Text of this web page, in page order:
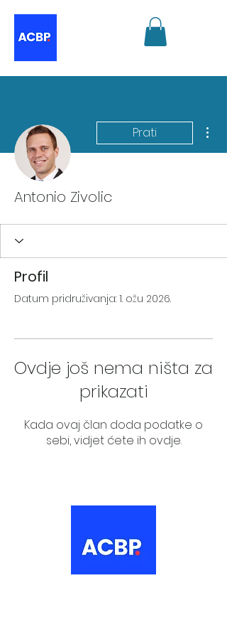
Prati
Antonio Zivolic
Profil
Datum pridruživanja: 1. ožu 2026.
Ovdje još nema ništa za
prikazati
Kada ovaj član doda podatke o
sebi, vidjet ćete ih ovdje.